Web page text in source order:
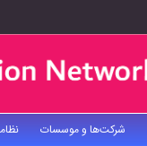
شرکت‌ها و موسسات